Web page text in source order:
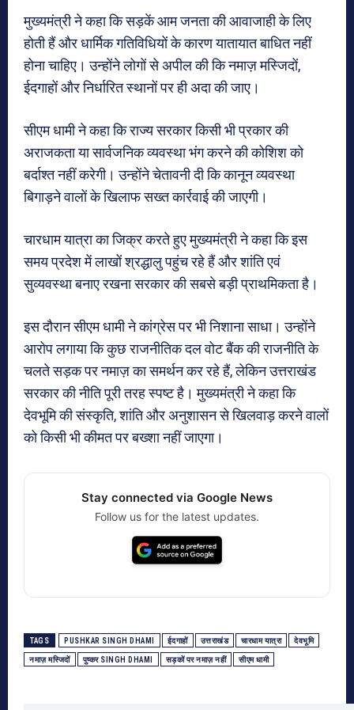
मुख्यमंत्री ने कहा कि सड़कें आम जनता की आवाजाही के लिए
होती हैं और धार्मिक गतिविधियों के कारण यातायात बाधित नहीं
होना चाहिए। उन्होंने लोगों से अपील की कि नमाज़ मस्जिदों,
ईदगाहों और निर्धारित स्थानों पर ही अदा की जाए।
सीएम धामी ने कहा कि राज्य सरकार किसी भी प्रकार की
अराजकता या सार्वजनिक व्यवस्था भंग करने की कोशिश को
बर्दाश्त नहीं करेगी। उन्होंने चेतावनी दी कि कानून व्यवस्था
बिगाड़ने वालों के खिलाफ सख्त कार्रवाई की जाएगी।
चारधाम यात्रा का जिक्र करते हुए मुख्यमंत्री ने कहा कि इस
समय प्रदेश में लाखों श्रद्धालु पहुंच रहे हैं और शांति एवं
सुव्यवस्था बनाए रखना सरकार की सबसे बड़ी प्राथमिकता है।
इस दौरान सीएम धामी ने कांग्रेस पर भी निशाना साधा। उन्होंने
आरोप लगाया कि कुछ राजनीतिक दल वोट बैंक की राजनीति के
चलते सड़क पर नमाज़ का समर्थन कर रहे हैं, लेकिन उत्तराखंड
सरकार की नीति पूरी तरह स्पष्ट है। मुख्यमंत्री ने कहा कि
देवभूमि की संस्कृति, शांति और अनुशासन से खिलवाड़ करने वालों
को किसी भी कीमत पर बख्शा नहीं जाएगा।
Stay connected via Google News
Follow us for the latest updates.
TAGS PUSHKAR SINGH DHAMI ईदगाहों उत्तराखंड चारधाम यात्रा देवभूमि
नमाज़ मस्जिदों पुष्कर SINGH DHAMI सड़कों पर नमाज़ नहीं सीएम धामी